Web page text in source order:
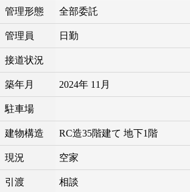
管理形態 全部委託
管理員 日勤
接道状況
築年月 2024年 11月
駐車場
建物構造 RC造35階建て 地下1階
現況 空家
引渡 相談